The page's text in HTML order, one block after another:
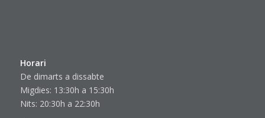
Horari
De dimarts a dissabte
Migdies: 13:30h a 15:30h
Nits: 20:30h a 22:30h